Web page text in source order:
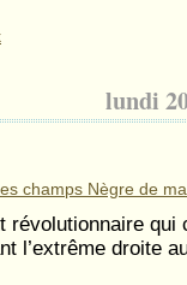
lundi
champs Nègre de
révolutionnaire qui
l’extrême droite